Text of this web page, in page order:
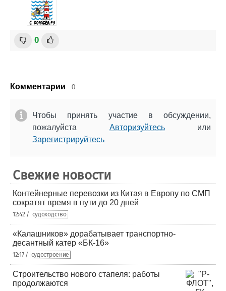
0
Комментарии 0.
Чтобы принять участие в обсуждении,
пожалуйста Авторизуйтесьили
Зарегистрируйтесь
Свежие новости
Контейнерные перевозки из Китая в Европу по СМП
сократят время в пути до 20 дней
12:42 / судоходство
«Калашников» дорабатывает транспортно-
десантный катер «БК-16»
12:17 / судостроение
Строительство нового стапеля: работы
продолжаются